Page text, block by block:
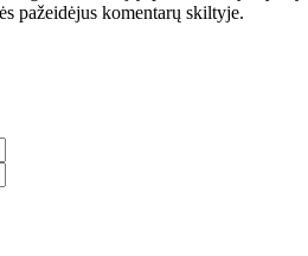
pažeidėjus komentarų skiltyje.